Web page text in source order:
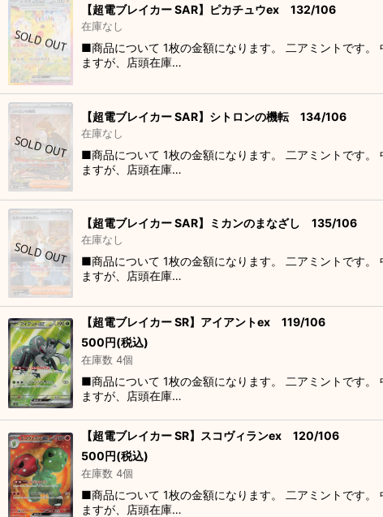
【超電ブレイカー SAR】ピカチュウex 132/106
在庫なし
■商品について 1枚の金額になります。 二アミントです
ますが、店頭在庫…
【超電ブレイカー SAR】シトロンの機転 134/106
在庫なし
■商品について 1枚の金額になります。 二アミントです
ますが、店頭在庫…
【超電ブレイカー SAR】ミカンのまなざし 135/106
在庫なし
■商品について 1枚の金額になります。 二アミントです
ますが、店頭在庫…
【超電ブレイカー SR】アイアントex 119/106
500円(税込)
在庫数 4個
■商品について 1枚の金額になります。 二アミントです
ますが、店頭在庫…
【超電ブレイカー SR】スコヴィランex 120/106
500円(税込)
在庫数 4個
■商品について 1枚の金額になります。 二アミントです
ますが、店頭在庫…